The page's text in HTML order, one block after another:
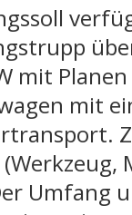
mit
mit
Umfang